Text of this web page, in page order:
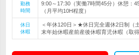
勤務
時間
9:00～17:30（実働7時間45分）休憩：
（月平均10H程度）
休日
休暇
＜年休120日＞★休日完全週休2日制（
末年始休暇産前産後休暇育児休暇（取